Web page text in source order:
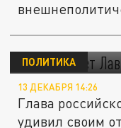
АБН24: Ответ
Китае
ПОЛИТИКА
13 ДЕКАБРЯ 14:26
Глава
удивил своим